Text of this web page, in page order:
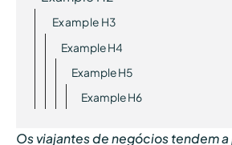
Example H3
Example H4
Example H5
Example H6
Os viajantes de negócios tendem